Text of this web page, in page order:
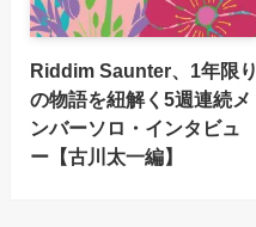
Riddim Saunter、1年限り
の物語を紐解く5週連続メ
ンバーソロ・インタビュ
ー【古川太一編】